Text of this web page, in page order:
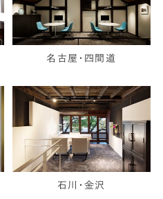
名古屋・四間道
石川・金沢